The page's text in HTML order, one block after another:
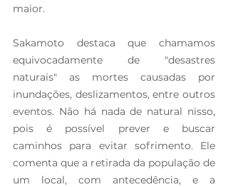
maior.
Sakamoto destaca que chamamos
equivocadamente de "desastres
naturais" as mortes causadas por
inundações, deslizamentos, entre outros
eventos. Não há nada de natural nisso,
pois é possível prever e buscar
caminhos para evitar sofrimento. Ele
comenta que a retirada da população de
um local, com antecedência, e a